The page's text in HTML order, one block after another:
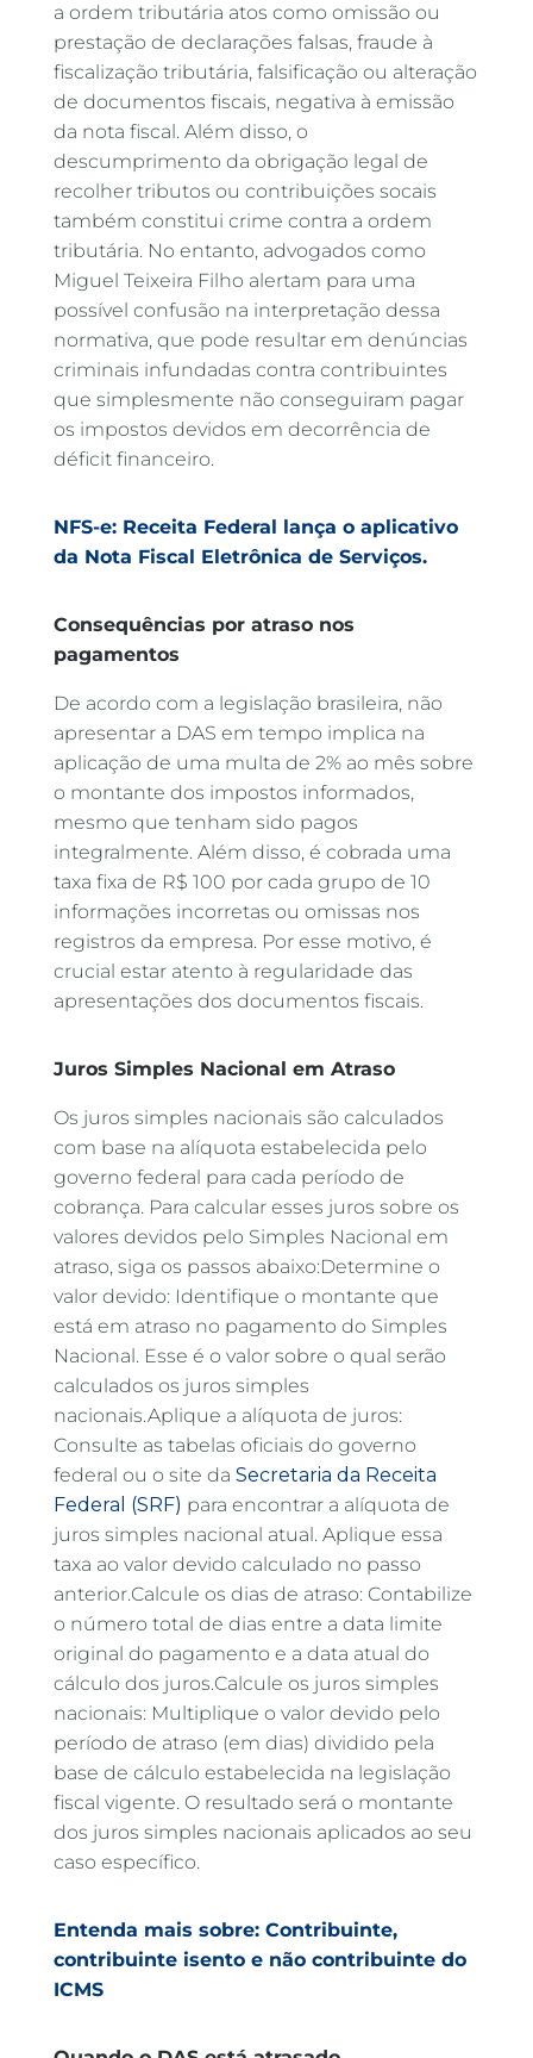
a ordem tributária atos como omissão ou
prestação de declarações falsas, fraude à
fiscalização tributária, falsificação ou alteração
de documentos fiscais, negativa à emissão
da nota fiscal. Além disso, o
descumprimento da obrigação legal de
recolher tributos ou contribuições socais
também constitui crime contra a ordem
tributária. No entanto, advogados como
Miguel Teixeira Filho alertam para uma
possível confusão na interpretação dessa
normativa, que pode resultar em denúncias
criminais infundadas contra contribuintes
que simplesmente não conseguiram pagar
os impostos devidos em decorrência de
déficit financeiro.
NFS-e: Receita Federal lança o aplicativo
da Nota Fiscal Eletrônica de Serviços.
Consequências por atraso nos
pagamentos
De acordo com a legislação brasileira, não
apresentar a DAS em tempo implica na
aplicação de uma multa de 2% ao mês sobre
o montante dos impostos informados,
mesmo que tenham sido pagos
integralmente. Além disso, é cobrada uma
taxa fixa de R$ 100 por cada grupo de 10
informações incorretas ou omissas nos
registros da empresa. Por esse motivo, é
crucial estar atento à regularidade das
apresentações dos documentos fiscais.
Juros Simples Nacional em Atraso
Os juros simples nacionais são calculados
com base na alíquota estabelecida pelo
governo federal para cada período de
cobrança. Para calcular esses juros sobre os
valores devidos pelo Simples Nacional em
atraso, siga os passos abaixo:Determine o
valor devido: Identifique o montante que
está em atraso no pagamento do Simples
Nacional. Esse é o valor sobre o qual serão
calculados os juros simples
nacionais.Aplique a alíquota de juros:
Consulte as tabelas oficiais do governo
federal ou o site da Secretaria da Receita
Federal (SRF) para encontrar a alíquota de
juros simples nacional atual. Aplique essa
taxa ao valor devido calculado no passo
anterior.Calcule os dias de atraso: Contabilize
o número total de dias entre a data limite
original do pagamento e a data atual do
cálculo dos juros.Calcule os juros simples
nacionais: Multiplique o valor devido pelo
período de atraso (em dias) dividido pela
base de cálculo estabelecida na legislação
fiscal vigente. O resultado será o montante
dos juros simples nacionais aplicados ao seu
caso específico.
Entenda mais sobre: Contribuinte,
contribuinte isento e não contribuinte do
ICMS